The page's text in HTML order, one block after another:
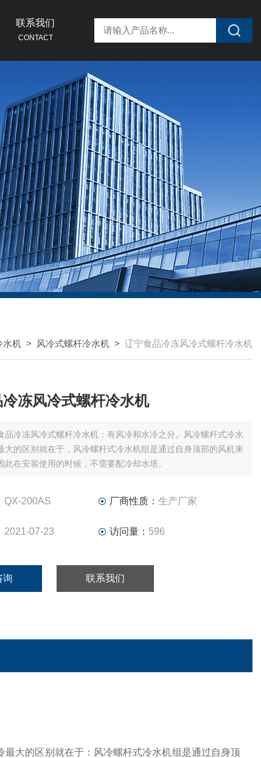
联系我们
CONTACT
水机 > 风冷式螺杆冷水机 > 辽宁食品冷冻风冷式螺杆冷水机
冻风冷式螺杆冷水机
品冷冻风冷式螺杆冷水机：有风冷和水冷之分。风冷螺杆式冷水
大的区别就在于，风冷螺杆式冷水机组是通过自身顶部的风机来
此在安装使用的时候，不需要配冷却水塔。
QX-200AS 厂商性质： 生产厂家
2021-07-23 访问量： 596
询 联系我们
大的区别就在于：风冷螺杆式冷水机组是通过自身顶